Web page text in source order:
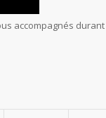
accompagnés durant